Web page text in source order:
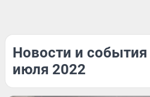
Новости и события
июля 2022